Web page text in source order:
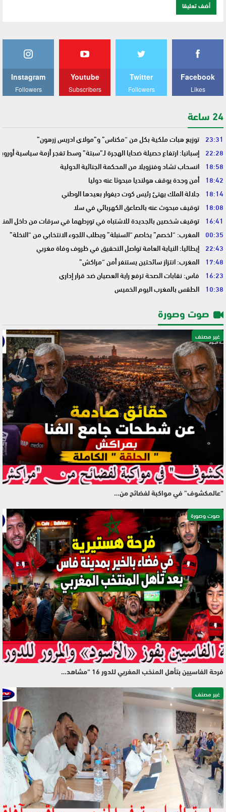
Facebook
Likes
Twitter
Followers
Youtube
Subscribers
Instagram
Followers
24 ساعة
23:31 توزيع هبات ملكية بكل من “مكناس” و”مولاي ادريس زرهون”
22:28 إسبانيا: ارتفاع حصيلة ضحايا الهجرة لـ”سبتة” وسط تفجر أزمة سياسية
18:58 انسحاب تشاد وفنزويلا من المحكمة الجنائية الدولية
18:42 أمن وجدة يوقف هولنديا مبحوثا عنه دوليا
18:14 جلالة الملك يهنئ رئيس كوت ديفوار بعيدها الوطني
18:08 توقيف مبحوث عنه بالصاعق الكهربائي في سلا
16:41 توقيف شخصين بالجديدة للاشتباه في تورطهما في سرقات من داخل
00:35 المغرب: “لخصم” يخاصم “السنبلة” ويطلب اللجوء الانتخابي من “النخلة”
22:43 إيطاليا: النيابة العامة تواصل التحقيق في ظروف وفاة مغربي
17:48 المغرب: انتزاز سائحتين يستنفر أمن “مراكش”
16:23 فاس: نقابات الصحة ترفع راية العصيان ضد قرار إداري
10:38 الطقس بالمغرب اليوم الخميس
صوت وصورة
غير مصنف
“عالمكشوف” في مواكبة لفضائح من…
صوت وصورة
فرحة الفاسيين بتأهل المنخب المغربي للدور 16 “مشاهد…
غير مصنف